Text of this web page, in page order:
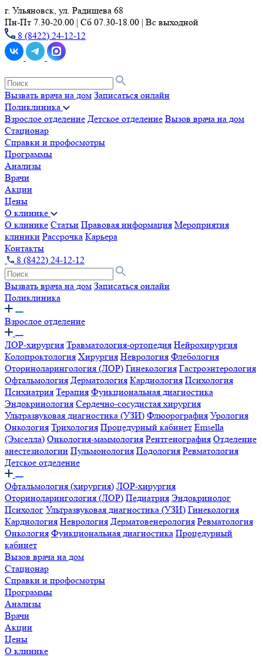
г. Ульяновск, ул. Радищева 68
Пн-Пт 7.30-20.00 | Сб 07.30-18.00 | Вс выходной
8 (8422) 24-12-12
Вызвать врача на дом Записаться онлайн
Поликлиника
Взрослое отделение Детское отделение Вызов врача на дом
Стационар
Справки и профосмотры
Программы
Анализы
Врачи
Акции
Цены
О клинике
О клинике Статьи Правовая информация Мероприятия
клиники Рассрочка Карьера
Контакты
8 (8422) 24-12-12
Вызвать врача на дом Записаться онлайн
Поликлиника
Взрослое отделение
ЛОР-хирургия Травматология-ортопедия Нейрохирургия
Колопроктология Хирургия Неврология Флебология
Оториноларингология (ЛОР) Гинекология Гастроэнтерология
Офтальмология Дерматология Кардиология Психология
Психиатрия Терапия Функциональная диагностика
Эндокринология Сердечно-сосудистая хирургия
Ультразвуковая диагностика (УЗИ) Флюорография Урология
Онкология Трихология Процедурный кабинет Emsella
(Эмселла) Онкология-маммология Рентгенография Отделение
анестезиологии Пульмонология Подология Ревматология
Детское отделение
Офтальмология (хирургия) ЛОР-хирургия
Оториноларингология (ЛОР) Педиатрия Эндокринолог
Психолог Ультразвуковая диагностика (УЗИ) Гинекология
Кардиология Неврология Дерматовенерология Ревматология
Онкология Функциональная диагностика Процедурный
кабинет
Вызов врача на дом
Стационар
Справки и профосмотры
Программы
Анализы
Врачи
Акции
Цены
О клинике